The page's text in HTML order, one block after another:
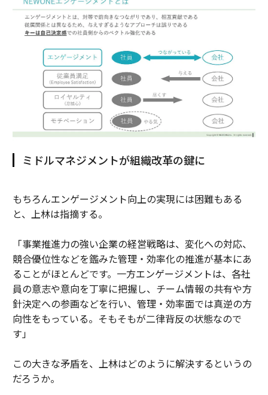
ミドルマネジメントが組織改革の鍵に
もちろんエンゲージメント向上の実現には困難もある
と、上林は指摘する。
「事業推進力の強い企業の経営戦略は、変化への対応、
競合優位性などを鑑みた管理・効率化の推進が基本にあ
ることがほとんどです。一方エンゲージメントは、各社
員の意志や意向を丁寧に把握し、チーム情報の共有や方
針決定への参画などを行い、管理・効率面では真逆の方
向性をもっている。そもそもが二律背反の状態なので
す」
この大きな矛盾を、上林はどのように解決するというの
だろうか。